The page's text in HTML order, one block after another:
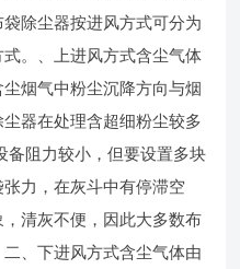
除尘器按进风方式可分为
式。、上进风方式含尘气体
烟气中粉尘沉降方向与烟
器在处理含超细粉尘较多
备阻力较小，但要设置多块
力，在灰斗中有停滞空
清灰不便，因此大多数布
、下进风方式含尘气体由